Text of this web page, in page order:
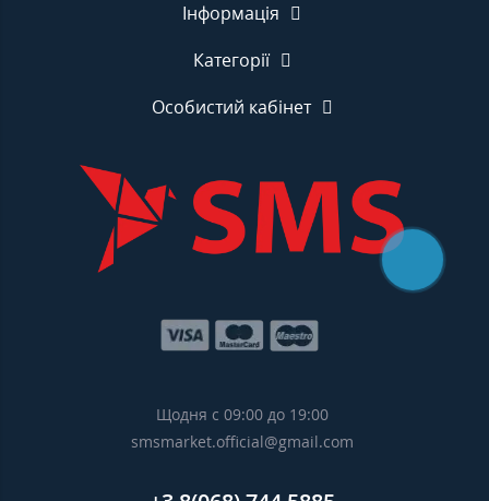
Інформація
Категорії
Особистий кабінет
Щодня с 09:00 до 19:00
smsmarket.official@gmail.com